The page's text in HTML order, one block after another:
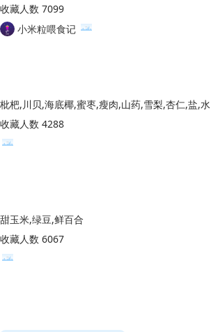
收藏人数 7099
小米粒喂食记
枇杷,川贝,海底椰,蜜枣,瘦肉,山药,雪梨,杏仁,盐,水
收藏人数 4288
甜玉米,绿豆,鲜百合
收藏人数 6067